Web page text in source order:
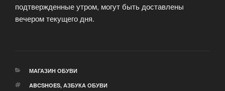
подтвержденные утром, могут быть доставлены
вечером текущего дня.
РУБРИКИ
МАГАЗИН ОБУВИ
МЕТКИ
ABCSHOES, АЗБУКА ОБУВИ